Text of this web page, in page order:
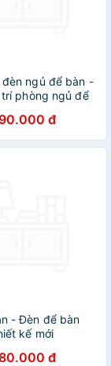
ngủ để bàn -
phòng ngủ để
đ
- Đèn để bàn
kế mới
đ